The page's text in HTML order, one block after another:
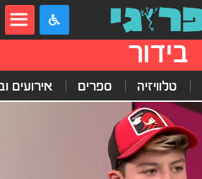
בידור
טלוויזיה ספרים אירועים